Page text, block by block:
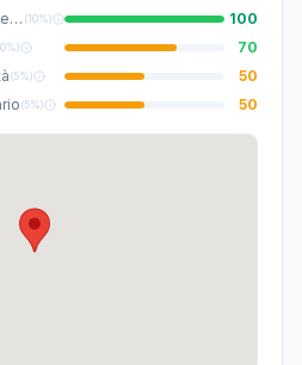
Tipo procedura (10%)
100
)
70
(5%)
50
(5%) 50